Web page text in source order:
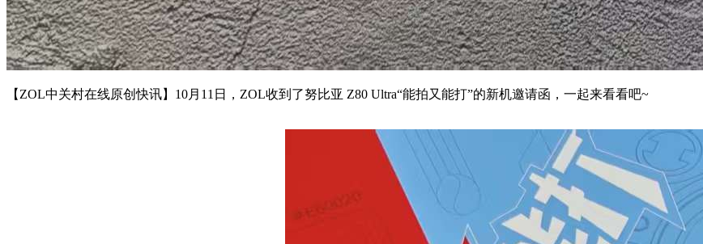
【ZOL中关村在线原创快讯】10月11日，ZOL收到了努比亚 Z80 Ultra“能拍又能打”的新机邀请函，一起来看看吧~